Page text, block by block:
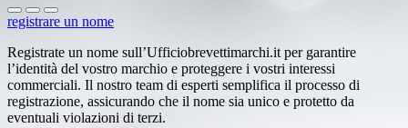
registrare un nome
Registrate un nome sull’Ufficiobrevettimarchi.it per garantire
l’identità del vostro marchio e proteggere i vostri interessi
commerciali. Il nostro team di esperti semplifica il processo di
registrazione, assicurando che il nome sia unico e protetto da
eventuali violazioni di terzi.